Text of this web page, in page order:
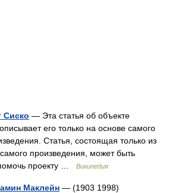
Сиско — Эта статья об объекте
его только на основе самого
Статья, состоящая только из
произведения, может быть
проекту …
Википедия
Маклейн — (1903 1998)